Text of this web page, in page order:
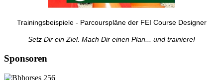
Trainingsbeispiele - Parcourspläne der FEI Course Designer
Setz Dir ein Ziel. Mach Dir einen Plan... und trainiere!
Sponsoren